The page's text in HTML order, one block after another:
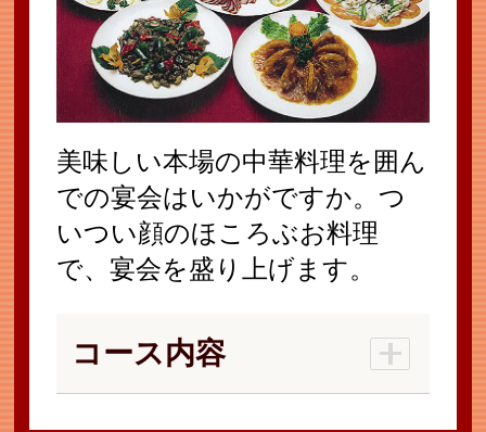
美味しい本場の中華料理を囲ん
での宴会はいかがですか。つ
いつい顔のほころぶお料理
で、宴会を盛り上げます。
コース内容